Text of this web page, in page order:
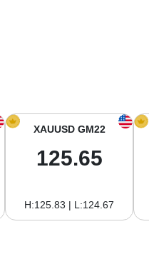
XAUUSD GM22
125.65
H:125.83 | L:124.67